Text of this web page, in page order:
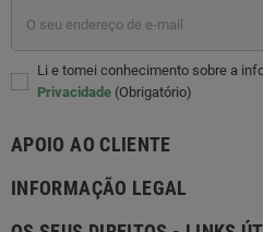
Li e tomei conhecimento sobre a
Privacidade (Obrigatório)
APOIO AO CLIENTE
INFORMAÇÃO LEGAL